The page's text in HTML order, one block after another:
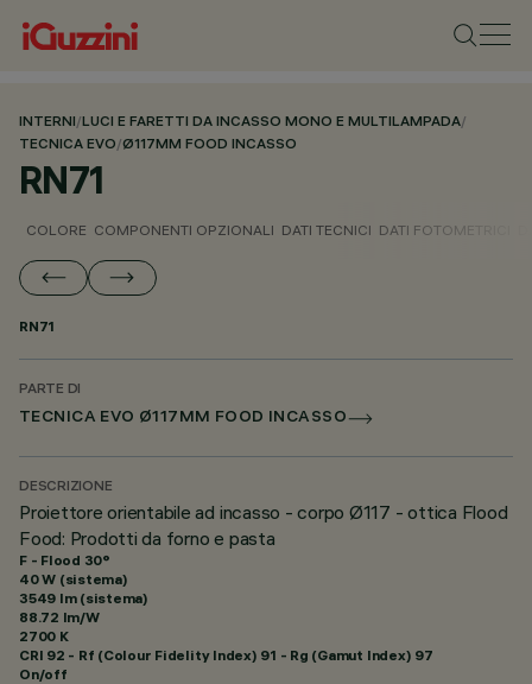
INTERNI/LUCI E FARETTI DA INCASSO MONO E MULTILAMPADA/
TECNICA EVO/Ø117MM FOOD INCASSO
RN71
COLORE COMPONENTI OPZIONALI DATI TECNICI DATI FOTOMETRICI
RN71
PARTE DI
TECNICA EVO Ø117MM FOOD INCASSO
DESCRIZIONE
Proiettore orientabile ad incasso - corpo Ø117 - ottica Flood
Food: Prodotti da forno e pasta
F - Flood 30°
40 W (sistema)
3549 lm (sistema)
88.72 lm/W
2700 K
CRI 92 - Rf (Colour Fidelity Index) 91 - Rg (Gamut Index) 97
On/off